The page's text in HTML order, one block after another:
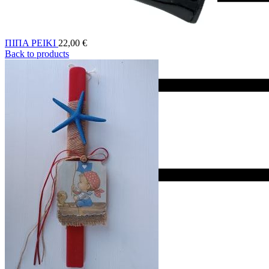
ΠΙΠΑ ΡΕΙΚΙ 22,00 €
Back to products